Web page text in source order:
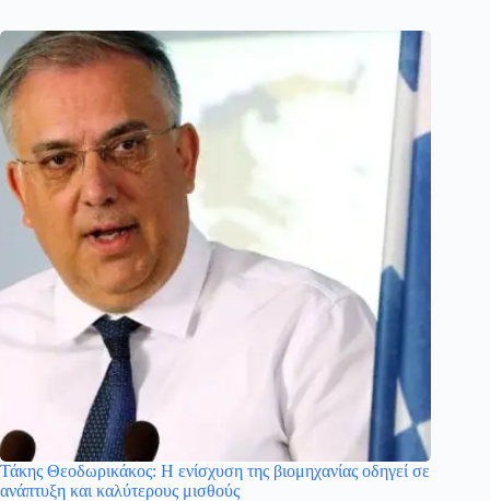
Τάκης Θεοδωρικάκος: Η ενίσχυση της βιομηχανίας οδηγεί σε
ανάπτυξη και καλύτερους μισθούς